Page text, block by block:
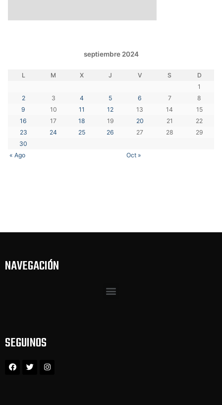
septiembre 2024
L M X J V S D
« Ago Oct »
1
2
3 4 5 6 7
8
9
10 11 12 13 14
15
16
17 18 19 20 21
22
23
24 25 26 27 28
29
30
NAVEGACIÓN
SEGUINOS